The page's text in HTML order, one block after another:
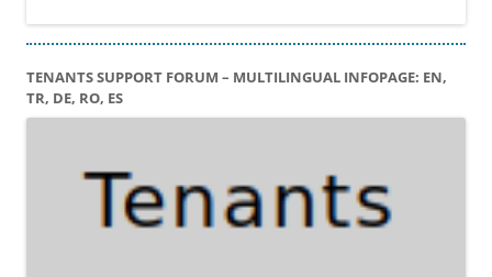
TENANTS SUPPORT FORUM – MULTILINGUAL INFOPAGE: EN,
TR, DE, RO, ES